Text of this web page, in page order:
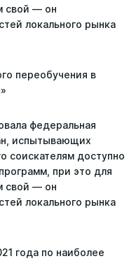
с ДВРЦОТ
свой — он
локального рынка
переобучения в
федеральная
испытывающих
соискателям доступно
при это для
свой — он
локального рынка
года по наиболее